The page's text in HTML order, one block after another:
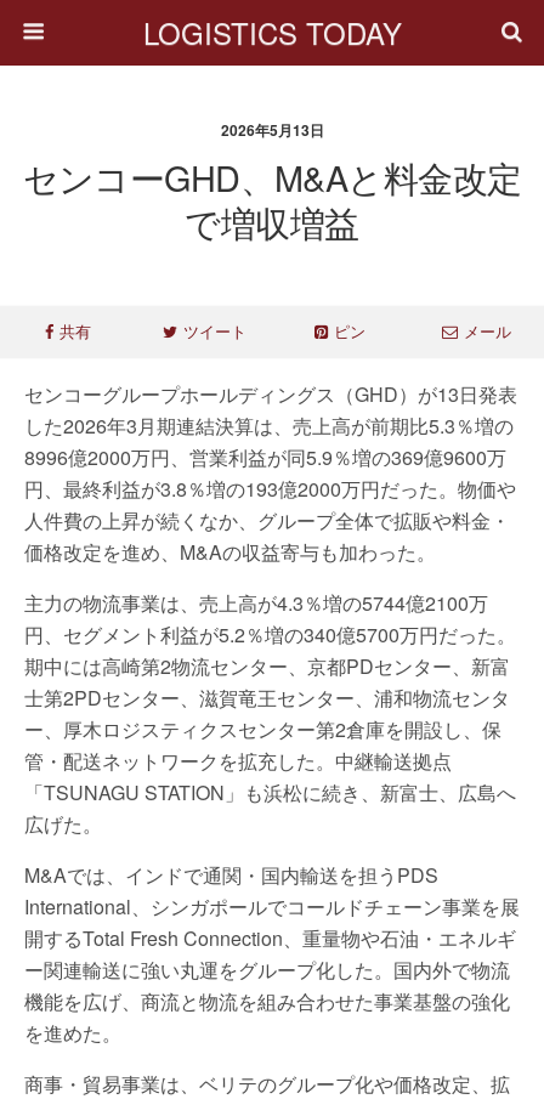
LOGISTICS TODAY
2026年5月13日
センコーGHD、M&Aと料金改定
で増収増益
共有 ツイート ピン メール
センコーグループホールディングス（GHD）が13日発表
した2026年3月期連結決算は、売上高が前期比5.3％増の
8996億2000万円、営業利益が同5.9％増の369億9600万
円、最終利益が3.8％増の193億2000万円だった。物価や
人件費の上昇が続くなか、グループ全体で拡販や料金・
価格改定を進め、M&Aの収益寄与も加わった。
主力の物流事業は、売上高が4.3％増の5744億2100万
円、セグメント利益が5.2％増の340億5700万円だった。
期中には高崎第2物流センター、京都PDセンター、新富
士第2PDセンター、滋賀竜王センター、浦和物流センタ
ー、厚木ロジスティクスセンター第2倉庫を開設し、保
管・配送ネットワークを拡充した。中継輸送拠点
「TSUNAGU STATION」も浜松に続き、新富士、広島へ
広げた。
M&Aでは、インドで通関・国内輸送を担うPDS
International、シンガポールでコールドチェーン事業を展
開するTotal Fresh Connection、重量物や石油・エネルギ
ー関連輸送に強い丸運をグループ化した。国内外で物流
機能を広げ、商流と物流を組み合わせた事業基盤の強化
を進めた。
商事・貿易事業は、ベリテのグループ化や価格改定、拡